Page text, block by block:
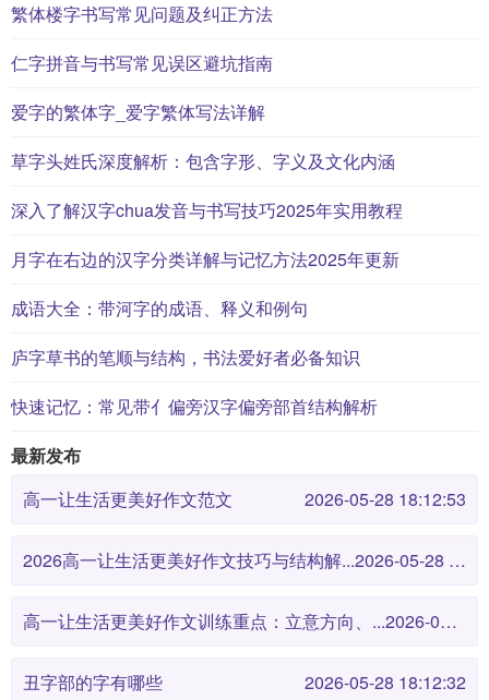
繁体楼字书写常见问题及纠正方法
仁字拼音与书写常见误区避坑指南
爱字的繁体字_爱字繁体写法详解
草字头姓氏深度解析：包含字形、字义及文化内涵
深入了解汉字chua发音与书写技巧2025年实用教程
月字在右边的汉字分类详解与记忆方法2025年更新
成语大全：带河字的成语、释义和例句
庐字草书的笔顺与结构，书法爱好者必备知识
快速记忆：常见带亻偏旁汉字偏旁部首结构解析
最新发布
高一让生活更美好作文范文
2026-05-28 18:12:53
2026高一让生活更美好作文技巧与结构解... 2026-05-28 18:12:46
高一让生活更美好作文训练重点：立意方向、... 2026-05-28 18:12:38
丑字部的字有哪些 2026-05-28 18:12:32